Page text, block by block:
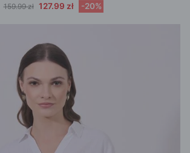
159.99 zł 127.99 zł -20%